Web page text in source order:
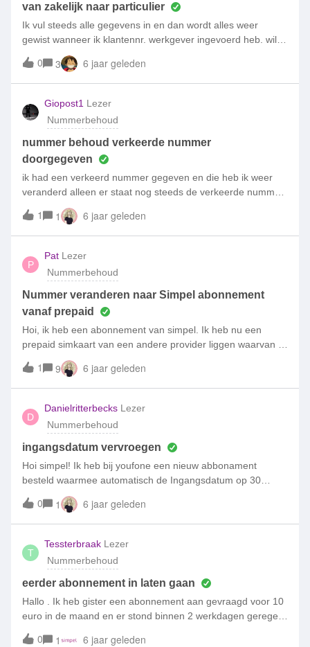
van zakelijk naar particulier
Ik vul steeds alle gegevens in en dan wordt alles weer
gewist wanneer ik klantennr. werkgever ingevoerd heb. wil
nr behouden voor particulier gebruik.
0 3 6 jaar geleden
Giopost1 Lezer
Nummerbehoud
nummer behoud verkeerde nummer
doorgegeven
ik had een verkeerd nummer gegeven en die heb ik weer
veranderd alleen er staat nog steeds de verkeerde nummer
bij en ik krijg geen sms
1 1 6 jaar geleden
P
Pat Lezer
Nummerbehoud
Nummer veranderen naar Simpel abonnement
vanaf prepaid
Hoi, ik heb een abonnement van simpel. Ik heb nu een
prepaid simkaart van een andere provider liggen waarvan ik
het 06 nummer graag zou willen gebruiken (porteren naar
mijn abonnement van Simpel) hoe werkt dit en wat zijn de
kosten / mogelijkheden? alvast bedankt!
1 9 6 jaar geleden
D
Danielritterbecks Lezer
Nummerbehoud
ingangsdatum vervroegen
Hoi simpel! Ik heb bij youfone een nieuw abbonament
besteld waarmee automatisch de Ingangsdatum op 30
september is geplaatst. Alleen mijn abbonament bij jullie
stopt al op 21 september dus dan zou ik een paar dagen
niemand kunnen bereiken. Kan deze ingangsdatum worden
vervroegd? Mvg Daniel R
0 1 6 jaar geleden
T
Tessterbraak Lezer
Nummerbehoud
eerder abonnement in laten gaan
Hallo . Ik heb gister een abonnement aan gevraagd voor 10
euro in de maand en er stond binnen 2 werkdagen geregeld
0 1 6 jaar geleden